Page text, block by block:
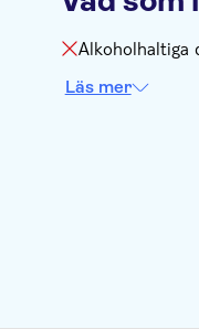
Alkoholhaltiga
Läs mer